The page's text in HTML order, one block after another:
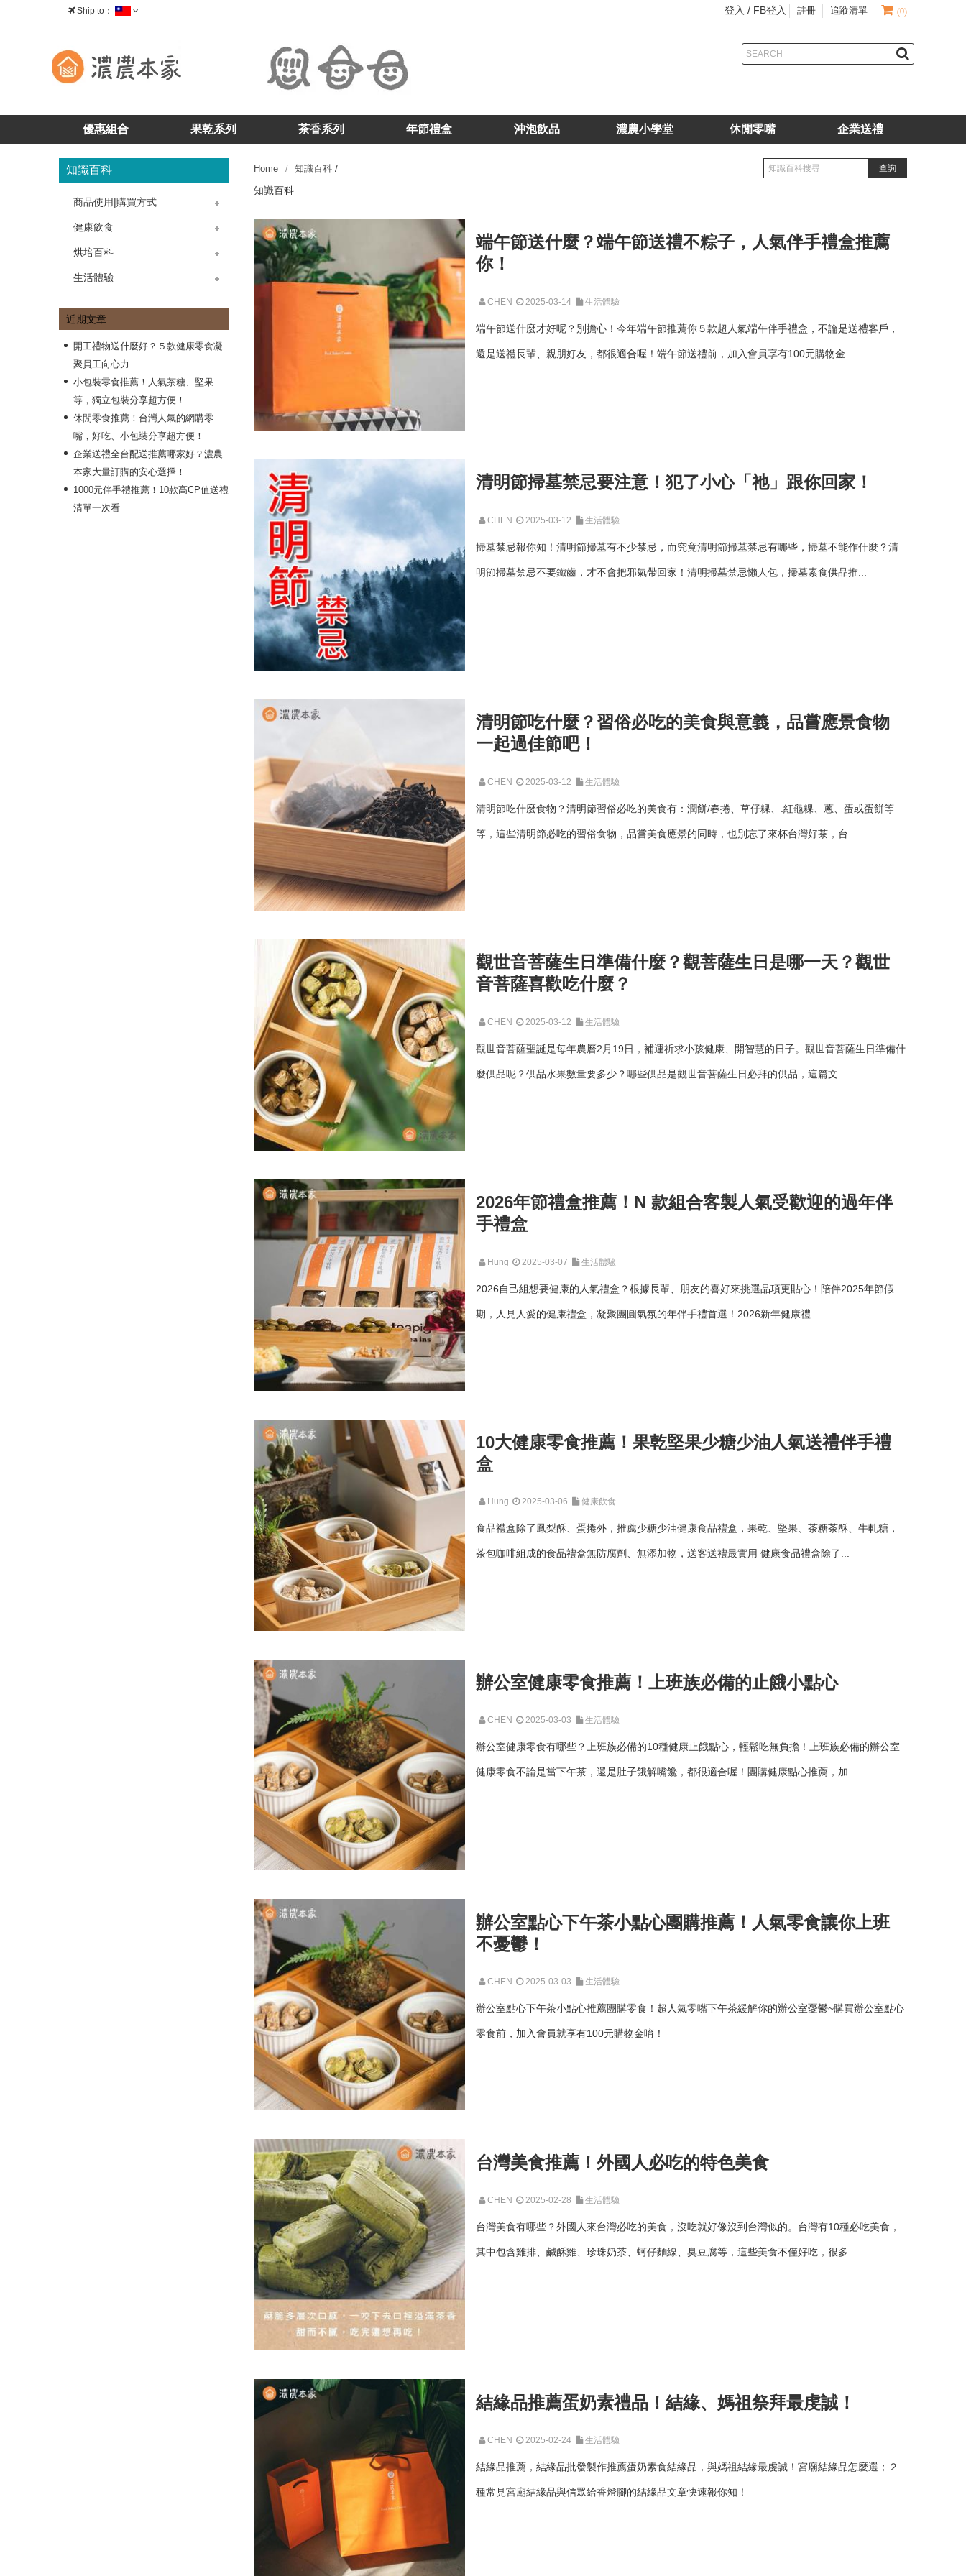
(0)
登入 / FB登入 註冊 追蹤清單
Ship to：
優惠組合 果乾系列 茶香系列 年節禮盒 沖泡飲品 濃農小學堂 休閒零嘴 企業送禮
知識百科
商品使用|購買方式
》茶香-茶酥
》茶香-核桃糕
》茶香-牛軋糖
》茶香-茶糖
》果乾-藍莓乾
》果乾-蔓越莓乾
》果乾-櫻桃乾
》果乾問題
》購物問題
》產品問題
》掛耳包咖啡
健康飲食
》飲食菜單
》冷飲熱飲
烘培百科
》烘培教室
》蛋糕點心
生活體驗
近期文章
開工禮物送什麼好？５款健康零食凝
聚員工向心力
小包裝零食推薦！人氣茶糖、堅果
等，獨立包裝分享超方便！
休閒零食推薦！台灣人氣的網購零
嘴，好吃、小包裝分享超方便！
企業送禮全台配送推薦哪家好？濃農
本家大量訂購的安心選擇！
1000元伴手禮推薦！10款高CP值送禮
清單一次看
Home 知識百科 /
知識百科
端午節送什麼？端午節送禮不粽子，人氣伴手禮盒推薦
你！
CHEN 2025-03-14 生活體驗
端午節送什麼才好呢？別擔心！今年端午節推薦你５款超人氣端午伴手禮盒，不論是送禮客戶，
還是送禮長輩、親朋好友，都很適合喔！端午節送禮前，加入會員享有100元購物金...
清明節掃墓禁忌要注意！犯了小心「祂」跟你回家！
CHEN 2025-03-12 生活體驗
掃墓禁忌報你知！清明節掃墓有不少禁忌，而究竟清明節掃墓禁忌有哪些，掃墓不能作什麼？清
明節掃墓禁忌不要鐵齒，才不會把邪氣帶回家！清明掃墓禁忌懶人包，掃墓素食供品推...
清明節吃什麼？習俗必吃的美食與意義，品嘗應景食物
一起過佳節吧！
CHEN 2025-03-12 生活體驗
清明節吃什麼食物？清明節習俗必吃的美食有：潤餅/春捲、草仔粿、.紅龜粿、蔥、蛋或蛋餅等
等，這些清明節必吃的習俗食物，品嘗美食應景的同時，也別忘了來杯台灣好茶，台...
觀世音菩薩生日準備什麼？觀菩薩生日是哪一天？觀世
音菩薩喜歡吃什麼？
CHEN 2025-03-12 生活體驗
觀世音菩薩聖誕是每年農曆2月19日，補運祈求小孩健康、開智慧的日子。觀世音菩薩生日準備什
麼供品呢？供品水果數量要多少？哪些供品是觀世音菩薩生日必拜的供品，這篇文...
2026年節禮盒推薦！N 款組合客製人氣受歡迎的過年伴
手禮盒
Hung 2025-03-07 生活體驗
2026自己組想要健康的人氣禮盒？根據長輩、朋友的喜好來挑選品項更貼心！陪伴2025年節假
期，人見人愛的健康禮盒，凝聚團圓氣氛的年伴手禮首選！2026新年健康禮...
10大健康零食推薦！果乾堅果少糖少油人氣送禮伴手禮
盒
Hung 2025-03-06 健康飲食
食品禮盒除了鳳梨酥、蛋捲外，推薦少糖少油健康食品禮盒，果乾、堅果、茶糖茶酥、牛軋糖，
茶包咖啡組成的食品禮盒無防腐劑、無添加物，送客送禮最實用 健康食品禮盒除了...
辦公室健康零食推薦！上班族必備的止餓小點心
CHEN 2025-03-03 生活體驗
辦公室健康零食有哪些？上班族必備的10種健康止餓點心，輕鬆吃無負擔！上班族必備的辦公室
健康零食不論是當下午茶，還是肚子餓解嘴饞，都很適合喔！團購健康點心推薦，加...
辦公室點心下午茶小點心團購推薦！人氣零食讓你上班
不憂鬱！
CHEN 2025-03-03 生活體驗
辦公室點心下午茶小點心推薦團購零食！超人氣零嘴下午茶緩解你的辦公室憂鬱~購買辦公室點心
零食前，加入會員就享有100元購物金唷！
台灣美食推薦！外國人必吃的特色美食
CHEN 2025-02-28 生活體驗
台灣美食有哪些？外國人來台灣必吃的美食，沒吃就好像沒到台灣似的。台灣有10種必吃美食，
其中包含雞排、鹹酥雞、珍珠奶茶、蚵仔麵線、臭豆腐等，這些美食不僅好吃，很多...
結緣品推薦蛋奶素禮品！結緣、媽祖祭拜最虔誠！
CHEN 2025-02-24 生活體驗
結緣品推薦，結緣品批發製作推薦蛋奶素食結緣品，與媽祖結緣最虔誠！宮廟結緣品怎麼選；２
種常見宮廟結緣品與信眾給香燈腳的結緣品文章快速報你知！